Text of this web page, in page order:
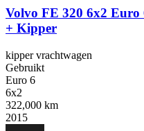
Volvo FE 320 6x2
+ Kipper
kipper vrachtwagen
Gebruikt
Euro 6
6x2
322,000 km
2015